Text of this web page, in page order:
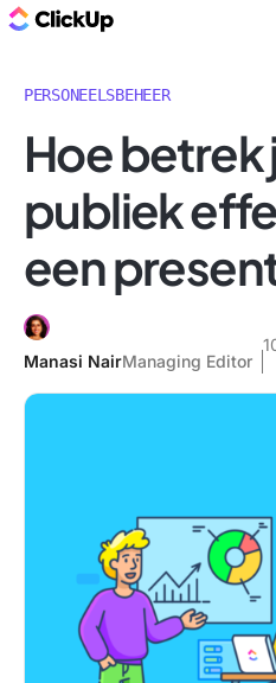
PERSONEELSBEHEER
Hoe betrek
publiek
een
Manasi NairManaging Editor